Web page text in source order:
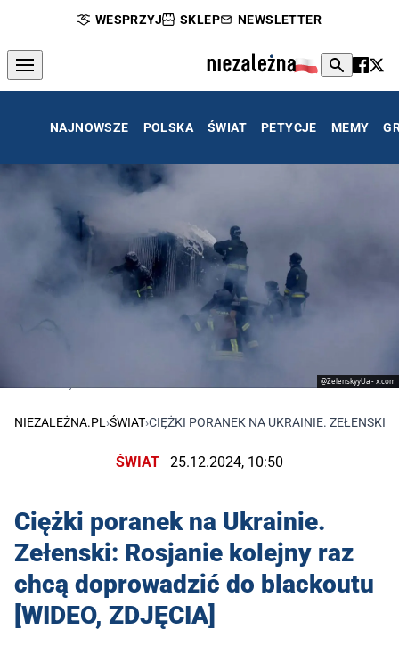
WESPRZYJ SKLEP NEWSLETTER
NAJNOWSZE POLSKA ŚWIAT PETYCJE MEMY
@ZelenskyyUa - x.com
Zmasowany atak na Ukrainie
NIEZALEŻNA.PL ›ŚWIAT›CIĘŻKI PORANEK NA UKRAINIE. ZEŁENSKI:
ŚWIAT 25.12.2024, 10:50
Ciężki poranek na Ukrainie.
Zełenski: Rosjanie kolejny raz
chcą doprowadzić do blackoutu
[WIDEO, ZDJĘCIA]